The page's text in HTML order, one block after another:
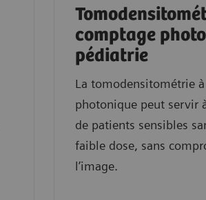
comptage
pédiatrie
La tomodensitométrie
photonique peut servir
de patients sensibles
faible dose, sans
l’image.